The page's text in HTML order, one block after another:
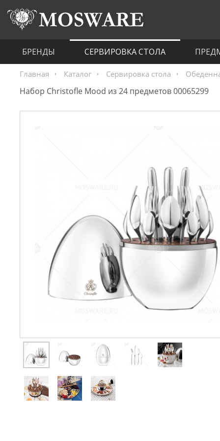
БРЕНДЫ СЕРВИРОВКА СТОЛА
Главная Каталог Сервировка стола
Набор Christofle Mood из 24 предметов 00065299